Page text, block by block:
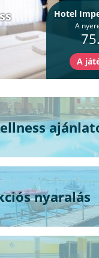
Hotel
A
nyaralás